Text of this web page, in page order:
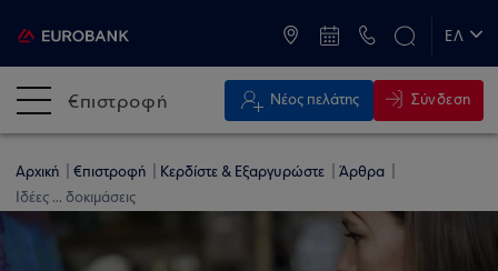
ΕΛ
€πιστροφή Νέος πελάτης Σύνδεση
Αρχική €πιστροφή Κερδίστε & Εξαργυρώστε
Άρθρα
Ιδέες ... δοκιμάσεις